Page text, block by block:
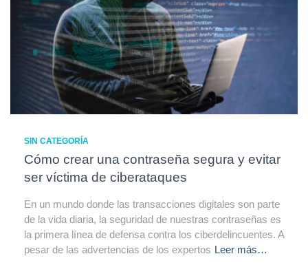
SIN CATEGORÍA
Cómo crear una contraseña segura y evitar
ser víctima de ciberataques
En un mundo donde las transacciones digitales son parte
de la vida diaria, la seguridad de nuestras contraseñas es
la primera línea de defensa contra los ciberdelincuentes. A
pesar de las advertencias de los expertos Leer más…